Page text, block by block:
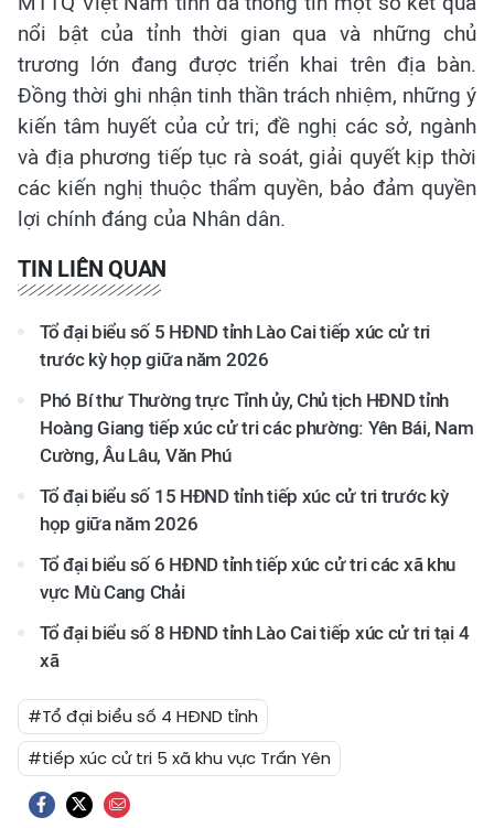
nổi bật của tỉnh thời gian qua và những chủ
trương lớn đang được triển khai trên địa bàn.
Đồng thời ghi nhận tinh thần trách nhiệm, những ý
kiến tâm huyết của cử tri; đề nghị các sở, ngành
và địa phương tiếp tục rà soát, giải quyết kịp thời
các kiến nghị thuộc thẩm quyền, bảo đảm quyền
lợi chính đáng của Nhân dân.
TIN LIÊN QUAN
Tổ đại biểu số 5 HĐND tỉnh Lào Cai tiếp xúc cử tri
trước kỳ họp giữa năm 2026
Phó Bí thư Thường trực Tỉnh ủy, Chủ tịch HĐND tỉnh
Hoàng Giang tiếp xúc cử tri các phường: Yên Bái, Nam
Cường, Âu Lâu, Văn Phú
Tổ đại biểu số 15 HĐND tỉnh tiếp xúc cử tri trước kỳ
họp giữa năm 2026
Tổ đại biểu số 6 HĐND tỉnh tiếp xúc cử tri các xã khu
vực Mù Cang Chải
Tổ đại biểu số 8 HĐND tỉnh Lào Cai tiếp xúc cử tri tại 4
xã
#Tổ đại biểu số 4 HĐND tỉnh
#tiếp xúc cử tri 5 xã khu vực Trấn Yên